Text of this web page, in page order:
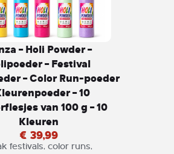
– Holi Powder –
– Festival
– Color Run-poeder
– 10
van 100 g – 10
Kleuren
€ 39,99
festivals, color runs,